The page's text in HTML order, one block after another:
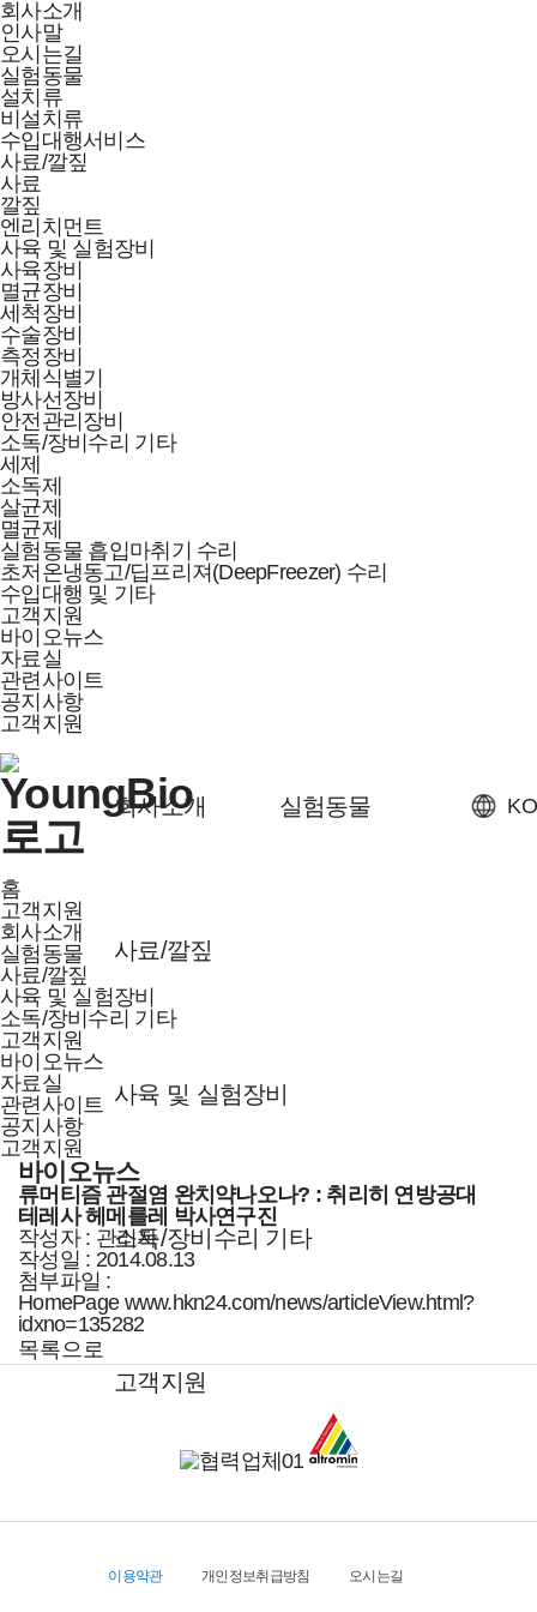
회사소개
인사말
오시는길
실험동물
설치류
비설치류
수입대행서비스
사료/깔짚
사료
깔짚
엔리치먼트
사육 및 실험장비
사육장비
멸균장비
세척장비
수술장비
측정장비
개체식별기
방사선장비
안전관리장비
소독/장비수리 기타
세제
소독제
살균제
멸균제
실험동물 흡입마취기 수리
초저온냉동고/딥프리져(DeepFreezer) 수리
수입대행 및 기타
고객지원
바이오뉴스
자료실
관련사이트
공지사항
고객지원
회사소개 실험동물
사료/깔짚
사육 및 실험장비
소독/장비수리 기타
고객지원
KO
홈
고객지원
회사소개
실험동물
사료/깔짚
사육 및 실험장비
소독/장비수리 기타
고객지원
바이오뉴스
자료실
관련사이트
공지사항
고객지원
바이오뉴스
류머티즘 관절염 완치약나오나? : 취리히 연방공대
테레사 헤메를레 박사연구진
작성자: 관리자
작성일 : 2014.08.13
첨부파일 :
HomePage www.hkn24.com/news/articleView.html?
idxno=135282
목록으로
이용약관 개인정보취급방침 오시는길